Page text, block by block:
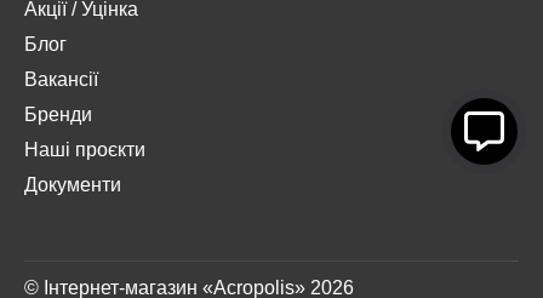
Акції/Уцінка
Блог
Вакансії
Бренди
Наші проєкти
Документи
© Інтернет-магазин «Acropolis» 2026